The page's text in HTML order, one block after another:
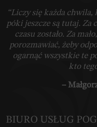
“Liczy się każda
póki jeszcze są tutaj. Za
czasu zostało. Za
porozmawiać, żeby
ogarnąć wszystkie te
kto
–
BIURO USŁUG